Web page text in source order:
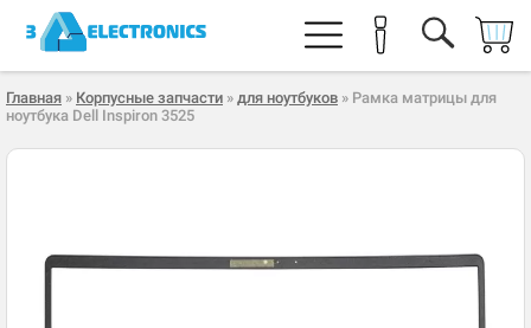
Главная » Корпусные запчасти » для ноутбуков » Рамка матрицы для
ноутбука Dell Inspiron 3525